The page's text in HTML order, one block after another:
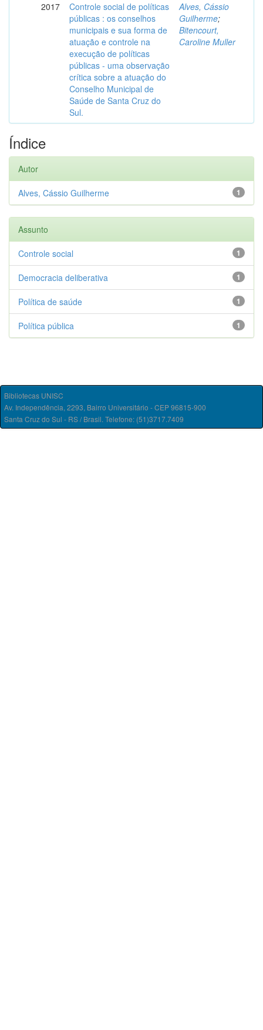
2017
Controle social de políticas
públicas : os conselhos
municipais e sua forma de
atuação e controle na
execução de políticas
públicas - uma observação
crítica sobre a atuação do
Conselho Municipal de
Saúde de Santa Cruz do
Sul.
Alves, Cássio
Guilherme;
Bitencourt,
Caroline Muller
Índice
Autor
1
Alves, Cássio Guilherme
Assunto
1
Controle social
1
Democracia deliberativa
1
Política de saúde
1
Política pública
Bibliotecas UNISC
Av. Independência, 2293, Bairro Universitário - CEP 96815-900
Santa Cruz do Sul - RS / Brasil. Telefone: (51)3717.7409